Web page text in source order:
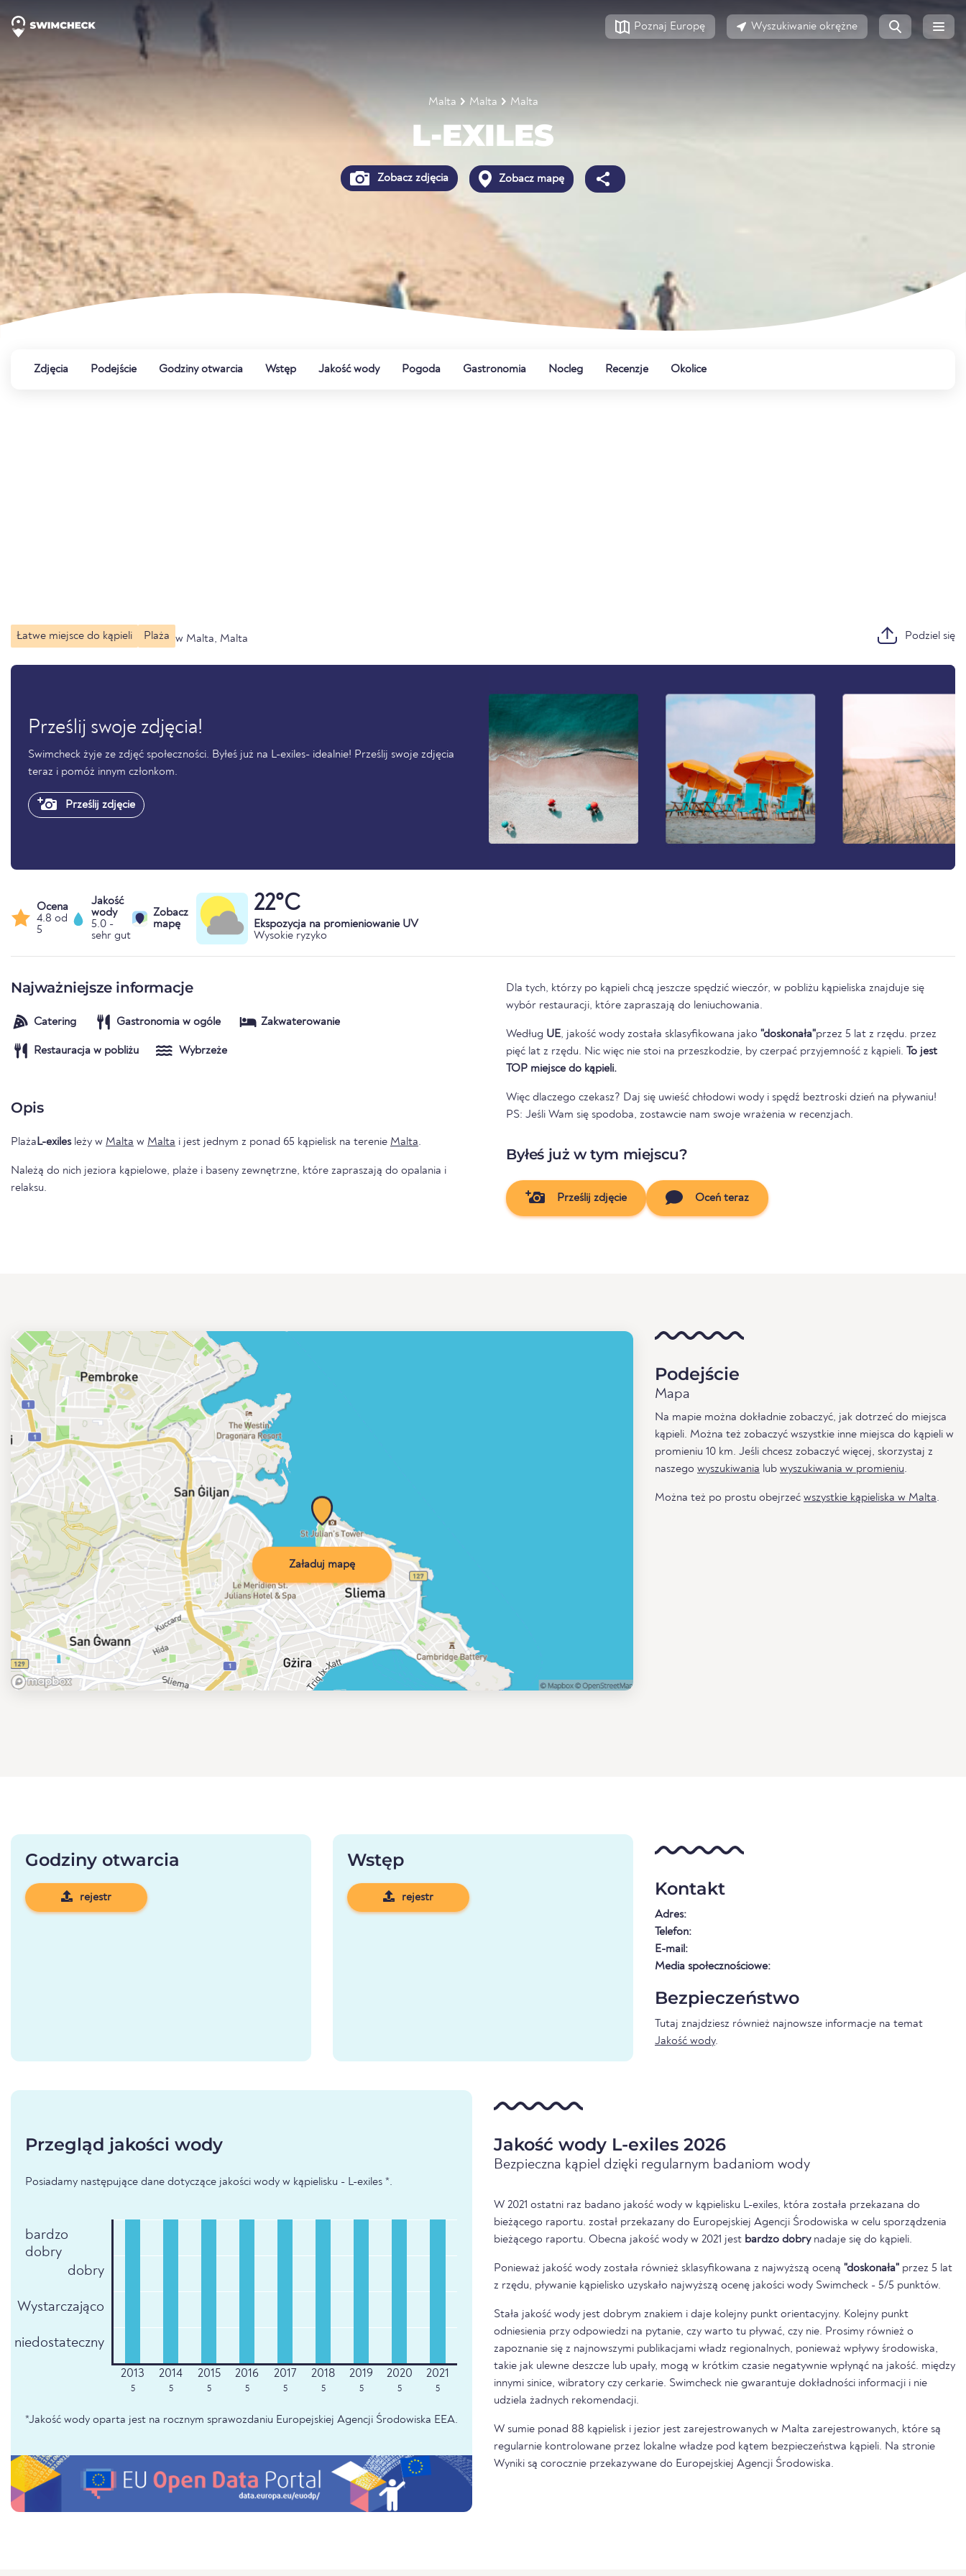
Poznaj Europę Wyszukiwanie okrężne
Malta Malta Malta
L-EXILES
Zobacz zdjęcia Zobacz mapę
Zdjęcia Podejście Godziny otwarcia Wstęp Jakość wody Pogoda Gastronomia Nocleg Recenzje Okolice
Łatwe miejsce do kąpieli Plaża w Malta, Malta Podziel się
Prześlij swoje zdjęcia!
Swimcheck żyje ze zdjęć społeczności. Byłeś już na L-exiles- idealnie! Prześlij swoje zdjęcia
teraz i pomóż innym członkom.
Prześlij zdjęcie
Ocena
4.8 od
5
Jakość
wody
5.0 -
sehr gut
Zobacz
mapę
22°C
Ekspozycja na promieniowanie UV
Wysokie ryzyko
Najważniejsze informacje
Catering Gastronomia w ogóle Zakwaterowanie
Restauracja w pobliżu Wybrzeże
Opis
Plaża L-exilesleży w Malta w Malta i jest jednym z ponad 65 kąpielisk na terenie Malta.
Należą do nich jeziora kąpielowe, plaże i baseny zewnętrzne, które zapraszają do opalania i
relaksu.
Dla tych, którzy po kąpieli chcą jeszcze spędzić wieczór, w pobliżu kąpieliska znajduje się
wybór restauracji, które zapraszają do leniuchowania.
Według UE, jakość wody została sklasyfikowana jako "doskonała"przez 5 lat z rzędu. przez
pięć lat z rzędu. Nic więc nie stoi na przeszkodzie, by czerpać przyjemność z kąpieli. To jest
TOP miejsce do kąpieli.
Więc dlaczego czekasz? Daj się uwieść chłodowi wody i spędź beztroski dzień na pływaniu!
PS: Jeśli Wam się spodoba, zostawcie nam swoje wrażenia w recenzjach.
Byłeś już w tym miejscu?
Prześlij zdjęcie Oceń teraz
Załaduj mapę
Podejście
Mapa
Na mapie można dokładnie zobaczyć, jak dotrzeć do miejsca
kąpieli. Można też zobaczyć wszystkie inne miejsca do kąpieli w
promieniu 10 km. Jeśli chcesz zobaczyć więcej, skorzystaj z
naszego wyszukiwania lub wyszukiwania w promieniu.
Można też po prostu obejrzeć wszystkie kąpieliska w Malta.
Godziny otwarcia
rejestr
Wstęp
rejestr Kontakt
Adres:
Telefon:
E-mail:
Media społecznościowe:
Bezpieczeństwo
Tutaj znajdziesz również najnowsze informacje na temat
Jakość wody.
Przegląd jakości wody
Posiadamy następujące dane dotyczące jakości wody w kąpielisku - L-exiles *.
bardzo
dobry
dobry
Wystarczająco
niedostateczny
5 5 5 5 5 5 5 5 5
*Jakość wody oparta jest na rocznym sprawozdaniu Europejskiej Agencji Środowiska EEA.
Jakość wody L-exiles 2026
Bezpieczna kąpiel dzięki regularnym badaniom wody
W 2021 ostatni raz badano jakość wody w kąpielisku L-exiles, która została przekazana do
bieżącego raportu. został przekazany do Europejskiej Agencji Środowiska w celu sporządzenia
bieżącego raportu. Obecna jakość wody w 2021 jest bardzo dobrynadaje się do kąpieli.
Ponieważ jakość wody została również sklasyfikowana z najwyższą oceną "doskonała" przez 5 lat
z rzędu, pływanie kąpielisko uzyskało najwyższą ocenę jakości wody Swimcheck - 5/5 punktów.
Stała jakość wody jest dobrym znakiem i daje kolejny punkt orientacyjny. Kolejny punkt
odniesienia przy odpowiedzi na pytanie, czy warto tu pływać, czy nie. Prosimy również o
zapoznanie się z najnowszymi publikacjami władz regionalnych, ponieważ wpływy środowiska,
takie jak ulewne deszcze lub upały, mogą w krótkim czasie negatywnie wpłynąć na jakość. między
innymi sinice, wibratory czy cerkarie. Swimcheck nie gwarantuje dokładności informacji i nie
udziela żadnych rekomendacji.
W sumie ponad 88 kąpielisk i jezior jest zarejestrowanych w Malta zarejestrowanych, które są
regularnie kontrolowane przez lokalne władze pod kątem bezpieczeństwa kąpieli. Na stronie
Wyniki są corocznie przekazywane do Europejskiej Agencji Środowiska.